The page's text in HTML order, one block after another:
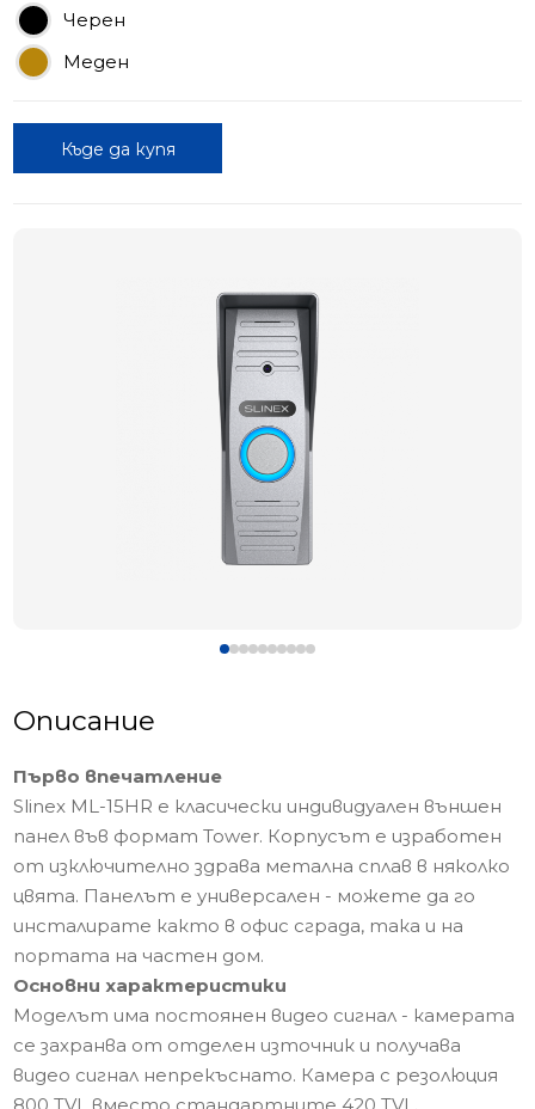
Черен
Меден
Къде да купя
Описание
Първо впечатление
Slinex ML-15HR е класически индивидуален външен
панел във формат Tower. Корпусът е изработен
от изключително здрава метална сплав в няколко
цвята. Панелът е универсален - можете да го
инсталирате както в офис сграда, така и на
портата на частен дом.
Основни характеристики
Моделът има постоянен видео сигнал - камерата
се захранва от отделен източник и получава
видео сигнал непрекъснато. Камера с резолюция